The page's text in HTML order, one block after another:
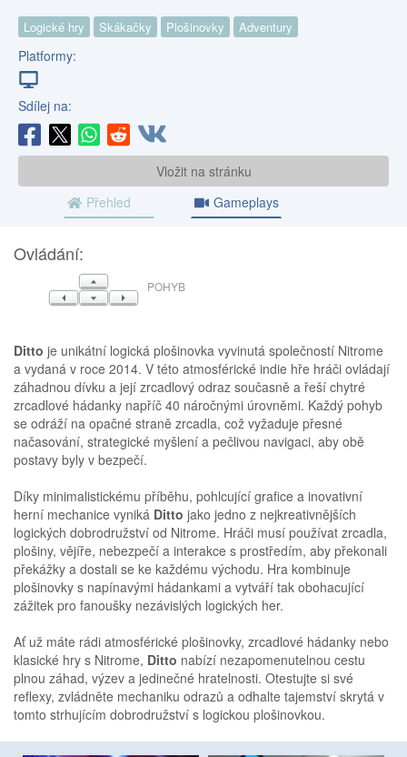
Logické hry Skákačky Plošinovky Adventury
Platformy:
Sdílej na:
Vložit na stránku
Přehled
Gameplays
Ovládání:
NAHORU
VLEVODOLŮVPRAVO
POHYB
Ditto je unikátní logická plošinovka vyvinutá společností Nitrome
a vydaná v roce 2014. V této atmosférické indie hře hráči ovládají
záhadnou dívku a její zrcadlový odraz současně a řeší chytré
zrcadlové hádanky napříč 40 náročnými úrovněmi. Každý pohyb
se odráží na opačné straně zrcadla, což vyžaduje přesné
načasování, strategické myšlení a pečlivou navigaci, aby obě
postavy byly v bezpečí.
Díky minimalistickému příběhu, pohlcující grafice a inovativní
herní mechanice vyniká Ditto jako jedno z nejkreativnějších
logických dobrodružství od Nitrome. Hráči musí používat zrcadla,
plošiny, vějíře, nebezpečí a interakce s prostředím, aby překonali
překážky a dostali se ke každému východu. Hra kombinuje
plošinovky s napínavými hádankami a vytváří tak obohacující
zážitek pro fanoušky nezávislých logických her.
Ať už máte rádi atmosférické plošinovky, zrcadlové hádanky nebo
klasické hry s Nitrome, Ditto nabízí nezapomenutelnou cestu
plnou záhad, výzev a jedinečné hratelnosti. Otestujte si své
reflexy, zvládněte mechaniku odrazů a odhalte tajemství skrytá v
tomto strhujícím dobrodružství s logickou plošinovkou.